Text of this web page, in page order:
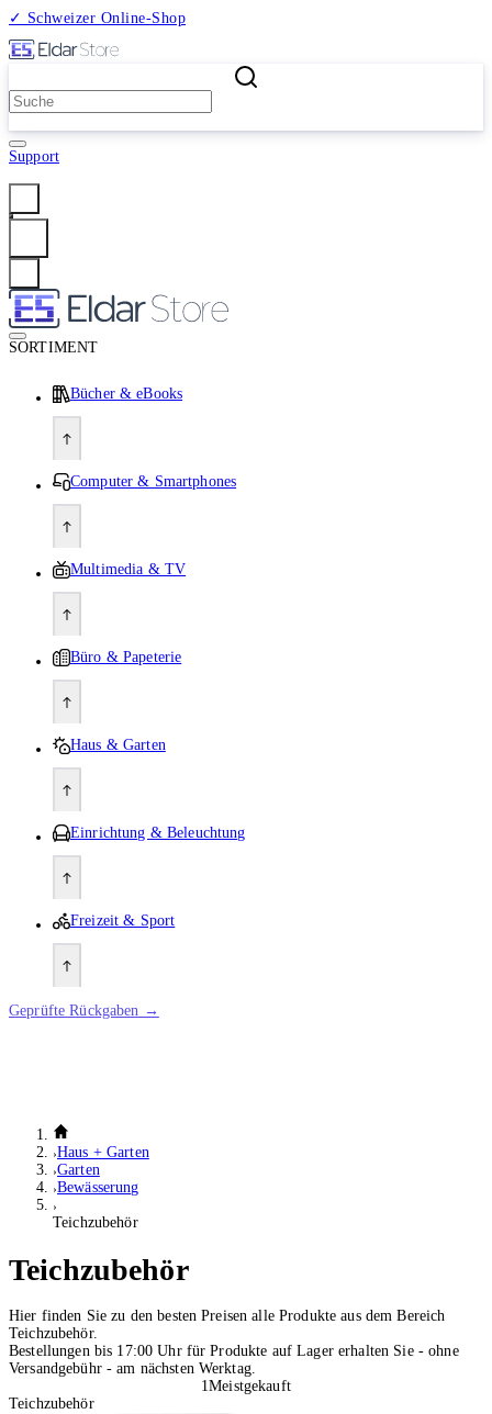
✓ Schweizer Online-Shop
Support
SORTIMENT
Bücher & eBooks
Computer & Smartphones
Multimedia & TV
Büro & Papeterie
Haus & Garten
Einrichtung & Beleuchtung
Freizeit & Sport
Geprüfte Rückgaben →
Haus + Garten
Garten
Bewässerung
Teichzubehör
Teichzubehör
Hier finden Sie zu den besten Preisen alle Produkte aus dem Bereich
Teichzubehör.
Bestellungen bis 17:00 Uhr für Produkte auf Lager erhalten Sie - ohne
Versandgebühr - am nächsten Werktag.
1Meistgekauft
Teichzubehör